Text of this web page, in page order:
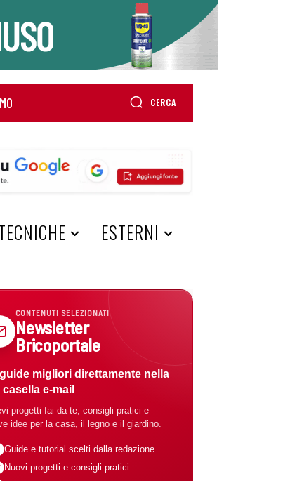
CERCA
ESTERNI
CONTENUTI SELEZIONATI
Newsletter
Bricoportale
migliori direttamente nella
e-mail
progetti fai da te, consigli pratici e
idee per la casa, il legno e il giardino.
Guide e tutorial scelti dalla redazione
Nuovi progetti e consigli pratici